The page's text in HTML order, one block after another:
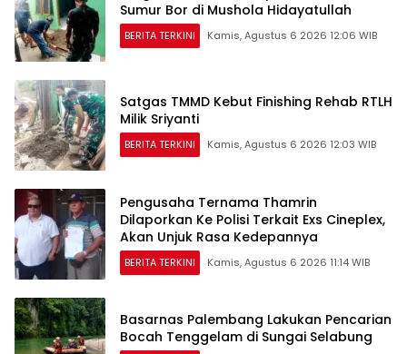
Sumur Bor di Mushola Hidayatullah
BERITA TERKINI Kamis, Agustus 6 2026 12:06 WIB
Satgas TMMD Kebut Finishing Rehab RTLH
Milik Sriyanti
BERITA TERKINI Kamis, Agustus 6 2026 12:03 WIB
Pengusaha Ternama Thamrin
Dilaporkan Ke Polisi Terkait Exs Cineplex,
Akan Unjuk Rasa Kedepannya
BERITA TERKINI Kamis, Agustus 6 2026 11:14 WIB
Basarnas Palembang Lakukan Pencarian
Bocah Tenggelam di Sungai Selabung